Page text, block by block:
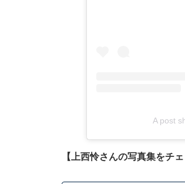
A post
【上西怜さんの写真集をチェ